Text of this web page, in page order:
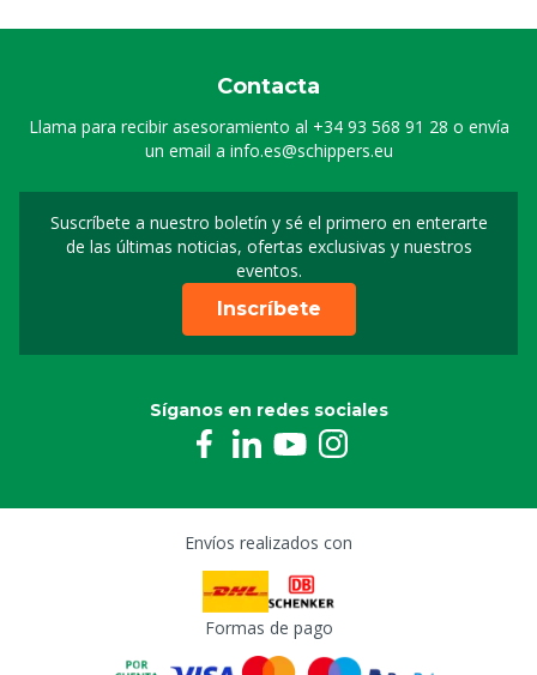
Contacta
Llama para recibir asesoramiento al +34 93 568 91 28 o envía
un email a info.es@schippers.eu
Suscríbete a nuestro boletín y sé el primero en enterarte
de las últimas noticias, ofertas exclusivas y nuestros
eventos.
Suscripción a nuestro
Inscríbete
Síganos en redes sociales
Envíos realizados con
Formas de pago